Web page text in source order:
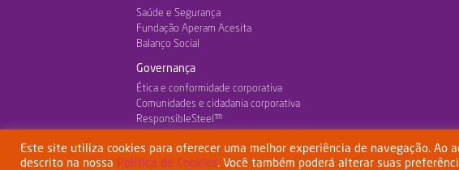
Saúde e Segurança
Fundação Aperam Acesita
Balanço Social
Governança
Ética e conformidade corporativa
Comunidades e cidadania corporativa
ResponsibleSteel™
Esta empresa tem o apoio do BNDES www.bndes.gov.br Termos de Uso Política
Este site utiliza cookies para oferecer uma melhor experiência de navegação. Ao
descrito na nossa Política de Cookies. Você também poderá alterar suas